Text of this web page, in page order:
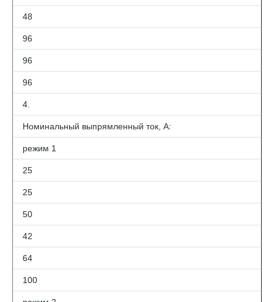
48
96
96
96
4.
Номинальный выпрямленный ток, А:
режим 1
25
25
50
42
64
100